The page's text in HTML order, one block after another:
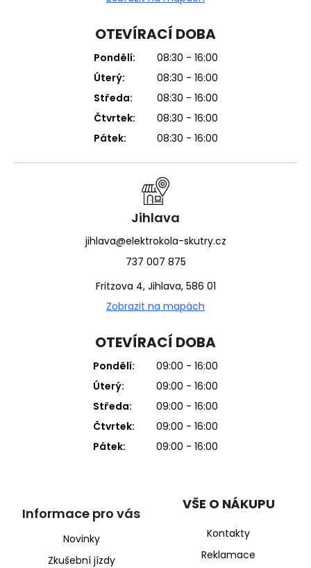
OTEVÍRACÍ DOBA
Pondělí:
08:30 - 16:00
Úterý:
08:30 - 16:00
Středa:
08:30 - 16:00
Čtvrtek:
08:30 - 16:00
Pátek:
08:30 - 16:00
Jihlava
jihlava@elektrokola-skutry.cz
737 007 875
Fritzova 4, Jihlava, 586 01
Zobrazit na mapách
OTEVÍRACÍ DOBA
Pondělí:
09:00 - 16:00
Úterý:
09:00 - 16:00
Středa:
09:00 - 16:00
Čtvrtek:
09:00 - 16:00
Pátek:
09:00 - 16:00
Informace pro vás
Novinky
Zkušební jízdy
VŠE O NÁKUPU
Kontakty
Reklamace